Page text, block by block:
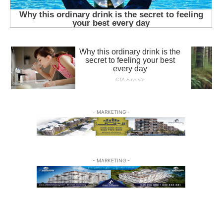
- MARKETING -
- MARKETING -